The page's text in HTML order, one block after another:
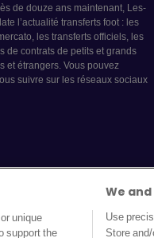
de douze ans maintenant, Les-
l’actualité transferts foot : les
les transferts officiels, les
de contrats de petits et grands
et étrangers. Vous pouvez
suivre sur les réseaux sociaux
unique
support the
We
Use
Store